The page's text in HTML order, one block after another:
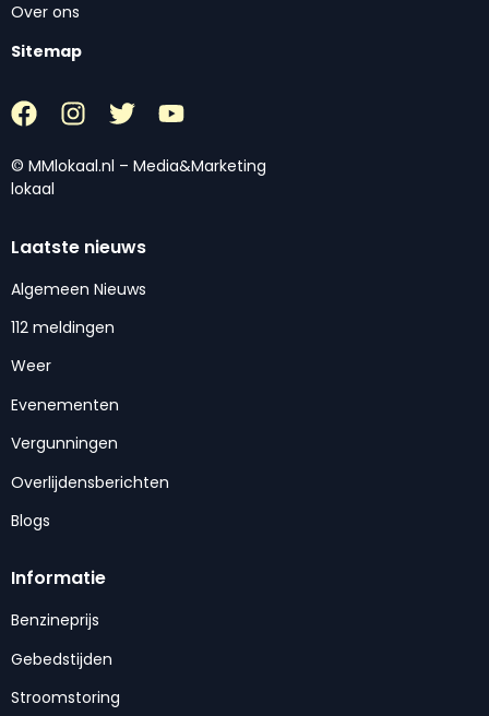
Over ons
Sitemap
© MMlokaal.nl – Media&Marketing
lokaal
Laatste nieuws
Algemeen Nieuws
112 meldingen
Weer
Evenementen
Vergunningen
Overlijdensberichten
Blogs
Informatie
Benzineprijs
Gebedstijden
Stroomstoring